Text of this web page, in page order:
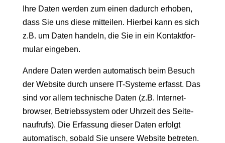
Ihre Dat­en wer­den zum einen dadurch erhoben,
dass Sie uns diese mit­teilen. Hier­bei kann es sich
z.B. um Dat­en han­deln, die Sie in ein Kon­tak­t­for­
mu­lar eingeben.
Andere Dat­en wer­den automa­tisch beim Besuch
der Web­site durch unsere IT-Sys­teme erfasst. Das
sind vor allem tech­nis­che Dat­en (z.B. Inter­net­
brows­er, Betrieb­ssys­tem oder Uhrzeit des Seit­e­
naufrufs). Die Erfas­sung dieser Dat­en erfol­gt
automa­tisch, sobald Sie unsere Web­site betreten.